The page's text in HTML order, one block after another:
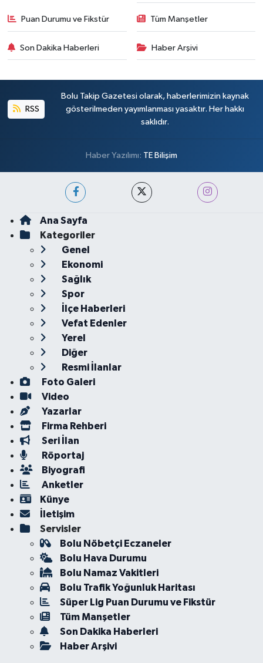
Puan Durumu ve Fikstür Tüm Manşetler
Son Dakika Haberleri Haber Arşivi
RSS
Bolu Takip Gazetesi olarak, haberlerimizin kaynak
gösterilmeden yayımlanması yasaktır. Her hakkı
saklıdır.
Haber Yazılımı: TE Bilişim
Ana Sayfa
Kategoriler
Genel
Ekonomi
Sağlık
Spor
İlçe Haberleri
Vefat Edenler
Yerel
Diğer
Resmi İlanlar
Foto Galeri
Video
Yazarlar
Firma Rehberi
Seri İlan
Röportaj
Biyografi
Anketler
Künye
İletişim
Servisler
Bolu Nöbetçi Eczaneler
Bolu Hava Durumu
Bolu Namaz Vakitleri
Bolu Trafik Yoğunluk Haritası
Süper Lig Puan Durumu ve Fikstür
Tüm Manşetler
Son Dakika Haberleri
Haber Arşivi